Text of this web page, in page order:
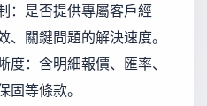
：是否提供專屬客戶經
、關鍵問題的解決速度。
度：含明細報價、匯率、
固等條款。